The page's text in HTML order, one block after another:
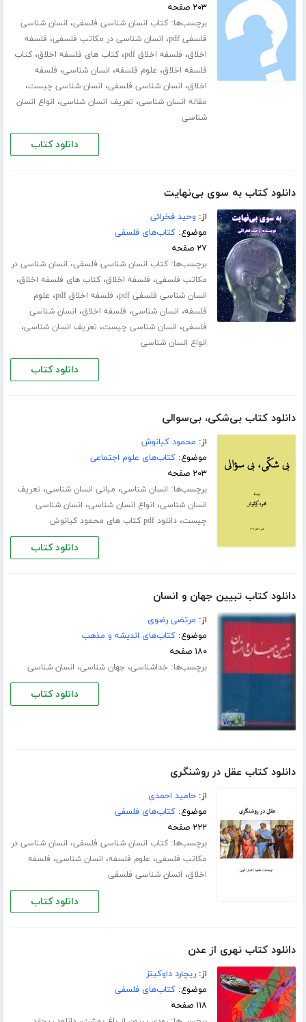
۲۰۳ صفحه
برچسب‌ها:کتاب انسان شناسی فلسفی، انسان شناسی
فلسفی pdf
، انسان شناسی در مکاتب فلسفی، فلسفه
اخلاق، فلسفه اخلاق pdf ،کتاب های فلسفه اخلاق،کتاب
فلسفه اخلاق، علوم فلسفه، انسان شناسی، فلسفه
اخلاق، انسان شناسی فلسفی، انسان شناسی چیست،
مقاله انسان شناسی، تعریف انسان شناسی، انواع انسان
شناسی
دانلود کتاب
دانلود کتاب به سوی بی‌نهایت
از: وحید فخرائی
موضوع:کتاب‌های فلسفی
۲۷ صفحه
برچسب‌ها:کتاب انسان شناسی فلسفی، انسان شناسی در
مکاتب فلسفی، فلسفه اخلاق،کتاب های فلسفه اخلاق،
انسان شناسی فلسفی pdf ، فلسفه اخلاق pdf ، علوم
فلسفه، انسان شناسی، فلسفه اخلاق، انسان شناسی
فلسفی، انسان شناسی چیست، تعریف انسان شناسی،
انواع انسان شناسی
دانلود کتاب
دانلود کتاب بی‌شکی، بی‌سوالی
از: محمود کیانوش
موضوع:کتاب‌های علوم اجتماعی
۲۰۳ صفحه
برچسب‌ها: انسان شناسی، مبانی انسان شناسی، تعریف
انسان شناسی، انواع انسان شناسی، انسان شناسی
چیست،دانلود pdf کتاب های محمود کیانوش
دانلود کتاب
دانلود کتاب تبیین جهان و انسان
از: مرتضی رضوی
موضوع:کتاب‌های اندیشه و مذهب
۱۸۰ صفحه
برچسب‌ها: خداشناسی، جهان شناسی، انسان شناسی
دانلود کتاب
دانلود کتاب عقل در روشنگری
از:حامید احمدی
موضوع:کتاب‌های فلسفی
۲۲۲ صفحه
برچسب‌ها:کتاب انسان شناسی فلسفی، انسان شناسی در
مکاتب فلسفی، علوم فلسفه، انسان شناسی، فلسفه
اخلاق، انسان شناسی فلسفی
دانلود کتاب
دانلود کتاب نهری از عدن
از:ریچارد داوکینز
موضوع:کتاب‌های فلسفی
۱۱۸ صفحه